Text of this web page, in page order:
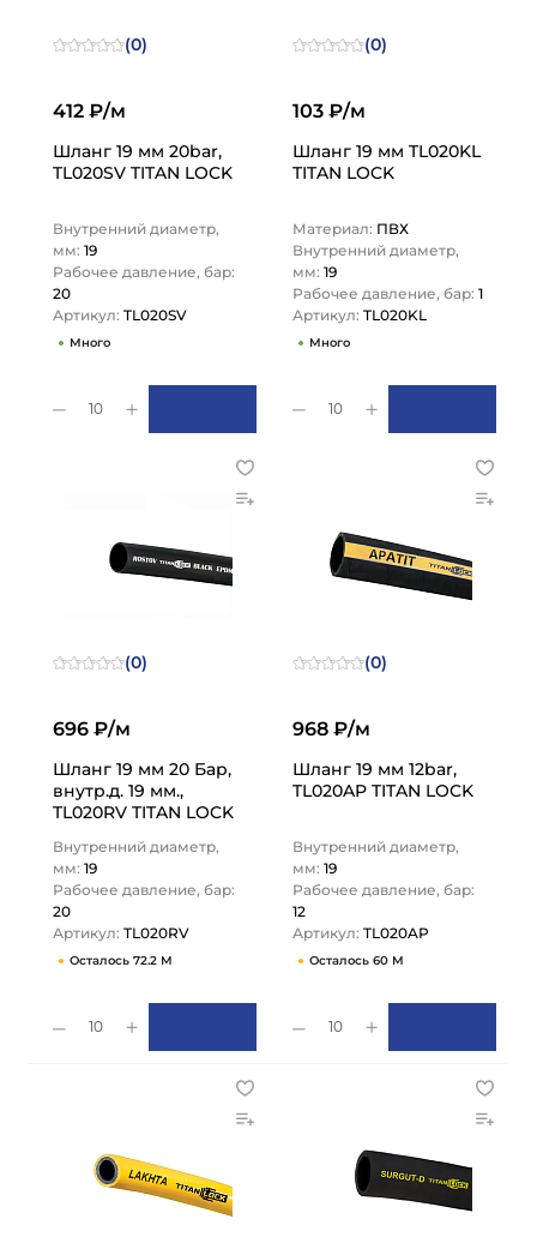
(0)
412 ₽/м
Шланг 19 мм 20bar,
TL020SV TITAN LOCK
Внутренний диаметр,
мм: 19
Рабочее давление, бар:
20
Артикул: TL020SV
Много
10
(0)
103 ₽/м
Шланг 19 мм TL020KL
TITAN LOCK
Материал: ПВХ
Внутренний диаметр,
мм: 19
Рабочее давление, бар: 1
Артикул: TL020KL
Много
10
(0)
696 ₽/м
Шланг 19 мм 20 Бар,
внутр.д. 19 мм.,
TL020RV TITAN LOCK
Внутренний диаметр,
мм: 19
Рабочее давление, бар:
20
Артикул: TL020RV
Осталось 72.2 М
10
(0)
968 ₽/м
Шланг 19 мм 12bar,
TL020AP TITAN LOCK
Внутренний диаметр,
мм: 19
Рабочее давление, бар:
12
Артикул: TL020AP
Осталось 60 М
10